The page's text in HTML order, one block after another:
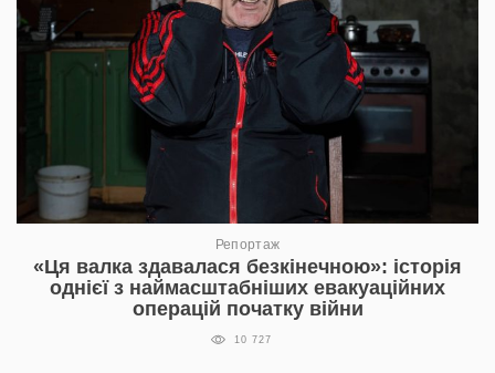
Репортаж
«Ця валка здавалася безкінечною»: історія
однієї з наймасштабніших евакуаційних
операцій початку війни
10 727